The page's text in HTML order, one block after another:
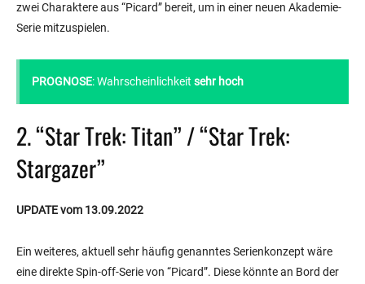
zwei Charaktere aus “Picard” bereit, um in einer neuen Akademie-
Serie mitzuspielen.
PROGNOSE: Wahrscheinlichkeit sehr hoch
2. “Star Trek: Titan” / “Star Trek:
Stargazer”
UPDATE vom 13.09.2022
Ein weiteres, aktuell sehr häufig genanntes Serienkonzept wäre
eine direkte Spin-off-Serie von “Picard”. Diese könnte an Bord der